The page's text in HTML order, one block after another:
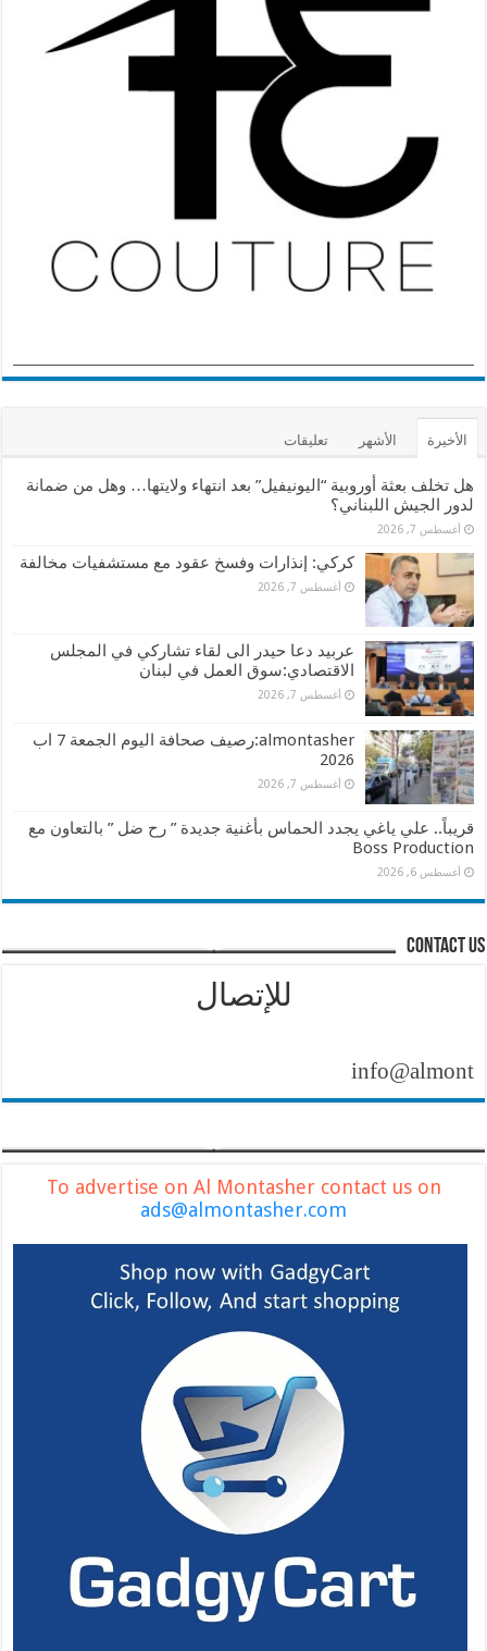
الأخيرة الأشهر تعليقات
هل تخلف بعثة أوروبية “اليونيفيل” بعد انتهاء ولايتها… وهل من ضمانة
لدور الجيش اللبناني؟
أغسطس 7, 2026
كركي: إنذارات وفسخ عقود مع مستشفيات مخالفة
أغسطس 7, 2026
عربيد دعا حيدر الى لقاء تشاركي في المجلس
الاقتصادي:سوق العمل في لبنان
أغسطس 7, 2026
almontasher:رصيف صحافة اليوم الجمعة 7 اب
2026
أغسطس 7, 2026
قريباً.. علي ياغي يجدد الحماس بأغنية جديدة ” رح ضل ” بالتعاون مع
Boss Production
أغسطس 6, 2026
contact us
للإتصال
To advertise on Al Montasher contact us on
ads@almontasher.com